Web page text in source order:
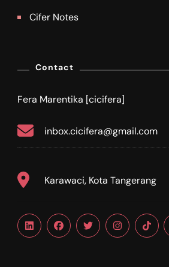
Cifer Notes
Contact
Fera Marentika [cicifera]
inbox.cicifera@gmail.com
Karawaci, Kota Tangerang